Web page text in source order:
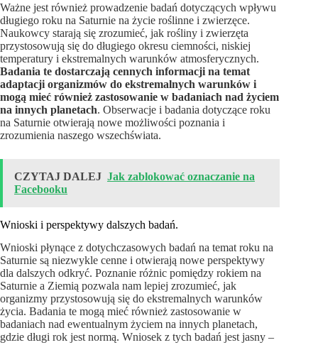
Ważne jest również prowadzenie badań dotyczących wpływu
długiego roku na Saturnie na życie roślinne i zwierzęce.
Naukowcy starają się zrozumieć, jak rośliny i zwierzęta
przystosowują się do długiego okresu ciemności, niskiej
temperatury i ekstremalnych warunków atmosferycznych.
Badania te dostarczają cennych informacji na temat
adaptacji organizmów do ekstremalnych warunków i
mogą mieć również zastosowanie w badaniach nad życiem
na innych planetach. Obserwacje i badania dotyczące roku
na Saturnie otwierają nowe możliwości poznania i
zrozumienia naszego wszechświata.
CZYTAJ DALEJ Jak zablokować oznaczanie na
Facebooku
Wnioski i perspektywy dalszych badań.
Wnioski płynące z dotychczasowych badań na temat roku na
Saturnie są niezwykle cenne i otwierają nowe perspektywy
dla dalszych odkryć. Poznanie różnic pomiędzy rokiem na
Saturnie a Ziemią pozwala nam lepiej zrozumieć, jak
organizmy przystosowują się do ekstremalnych warunków
życia. Badania te mogą mieć również zastosowanie w
badaniach nad ewentualnym życiem na innych planetach,
gdzie długi rok jest normą. Wniosek z tych badań jest jasny –